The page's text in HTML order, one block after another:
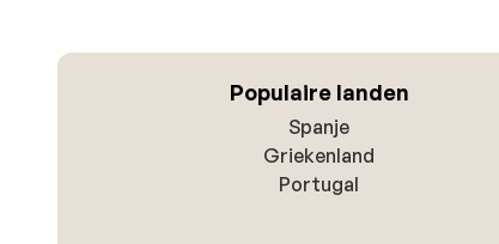
Populaire landen
Spanje
Griekenland
Portugal